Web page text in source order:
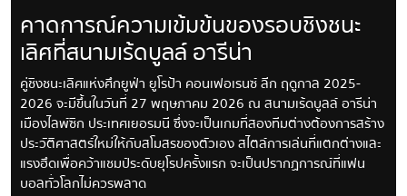
คาดการณ์ความเข้มข้นของรอบชิงชนะ
เลิศที่สนามเร้ดบูลล์ อารีน่า
คู่ชิงชนะเลิศแห่งศึกยูฟ่า ยูโรป้า คอนเฟอเรนซ์ ลีก ฤดูกาล 2025-
2026 จะมีขึ้นในวันที่ 27 พฤษภาคม 2026 ณ สนามเร้ดบูลล์ อารีน่า
เมืองไลพ์ซิก ประเทศเยอรมนี ซึ่งจะเป็นเกมที่สองทีมต่างต้องการสร้าง
ประวัติศาสตร์ใหม่ให้กับสโมสรของตัวเอง สไตล์การเล่นที่แตกต่างและ
แรงฮึดเพื่อคว้าแชมป์ระดับยุโรปครั้งแรก จะเป็นปรากฏการณ์ที่แฟน
บอลทั่วโลกไม่ควรพลาด